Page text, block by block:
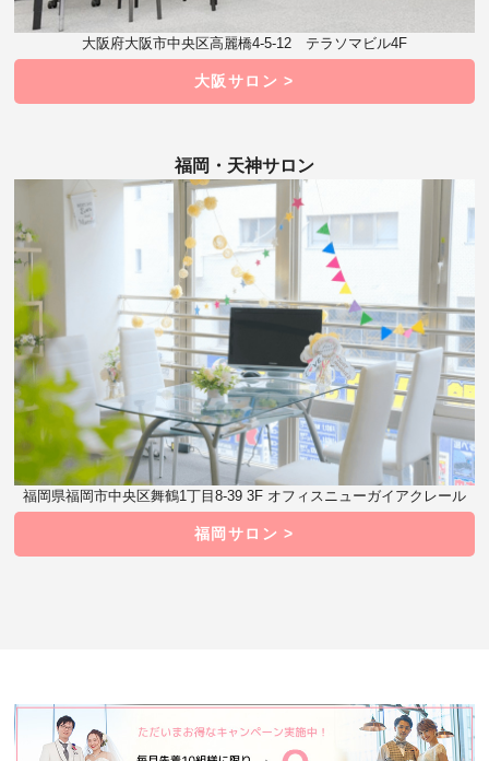
大阪府大阪市中央区高麗橋4-5-12 テラソマビル4F
大阪サロン >
福岡・天神サロン
福岡県福岡市中央区舞鶴1丁目8-39 3F オフィスニューガイアクレール
福岡サロン >